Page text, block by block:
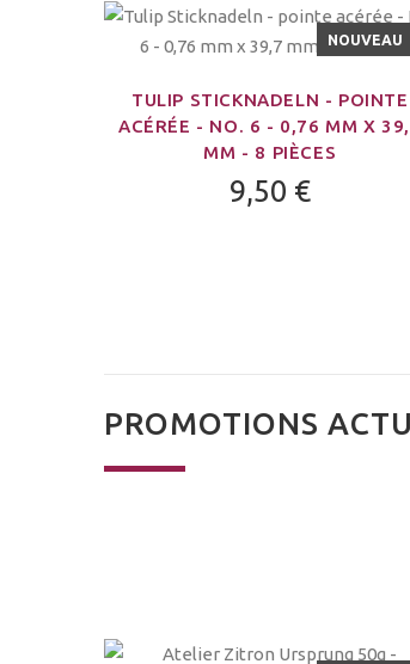
NOUVEAU
TULIP STICKNADELN - POINTE
ACÉRÉE - NO. 6 - 0,76 MM X
MM - 8 PIÈCES
9,50 €
PROMOTIONS